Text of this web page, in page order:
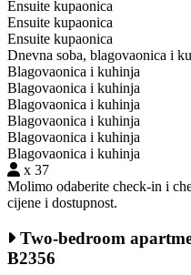
Ensuite kupaonica
Ensuite kupaonica
Ensuite kupaonica
Dnevna soba, blagovaonica i
Blagovaonica i kuhinja
Blagovaonica i kuhinja
Blagovaonica i kuhinja
Blagovaonica i kuhinja
Blagovaonica i kuhinja
Blagovaonica i kuhinja
x 37
Molimo odaberite check-in i
cijene i dostupnost.
Two-bedroom
B2356